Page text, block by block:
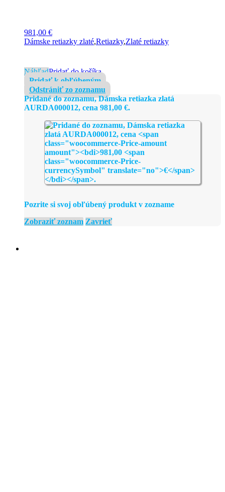
981,00 €
Dámske retiazky zlaté,Retiazky,Zlaté retiazky
NáhľadPridať do košíka
Pridať k obľúbeným
Odstrániť zo zoznamu
Pridané do zoznamu, Dámska retiazka zlatá
AURDA000012, cena 981,00 €.
Pozrite si svoj obľúbený produkt v zozname
Zobraziť zoznam Zavrieť